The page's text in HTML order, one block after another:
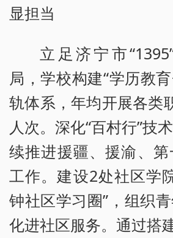
显担当
立足济宁市
局，学校构建“学历教
轨体系，年均开展各类
人次。深化“百村行”技
续推进援疆、援渝、
工作。建设2处社区学
钟社区学习圈”，组织
化进社区服务。通过搭